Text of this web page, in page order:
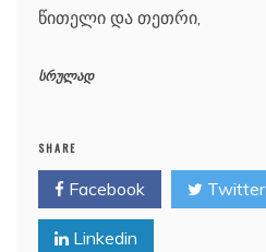
წითელი და თეთრი,
სრულად
SHARE
Facebook Twitter
Linkedin